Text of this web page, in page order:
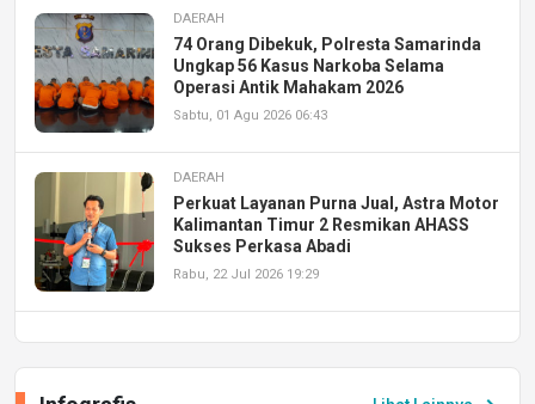
DAERAH
74 Orang Dibekuk, Polresta Samarinda
Ungkap 56 Kasus Narkoba Selama
Operasi Antik Mahakam 2026
Sabtu, 01 Agu 2026 06:43
DAERAH
Perkuat Layanan Purna Jual, Astra Motor
Kalimantan Timur 2 Resmikan AHASS
Sukses Perkasa Abadi
Rabu, 22 Jul 2026 19:29